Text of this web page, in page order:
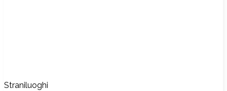
Straniluoghi